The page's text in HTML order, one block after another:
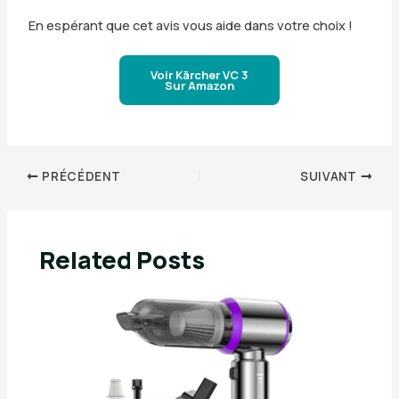
En espérant que cet avis vous aide dans votre choix !
Voir Kärcher VC 3
Sur Amazon
PRÉCÉDENT SUIVANT
Related Posts